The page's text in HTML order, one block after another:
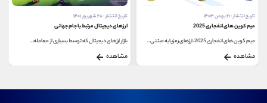
تاریخ انتشار : ۲۱ بهمن ۱۴۰۳
میم کوین های انفجاری 2025
میم کوین های انفجاری 2025، ارزهای رمزپایه مبتنی...
مشاهده
تاریخ انتشار : ۲۸ شهریور ۱۴۰۱
ارزهای دیجیتال مرتبط با جام جهانی
بازار ارزهای دیجیتال که توسط بسیاری از معامله...
مشاهده